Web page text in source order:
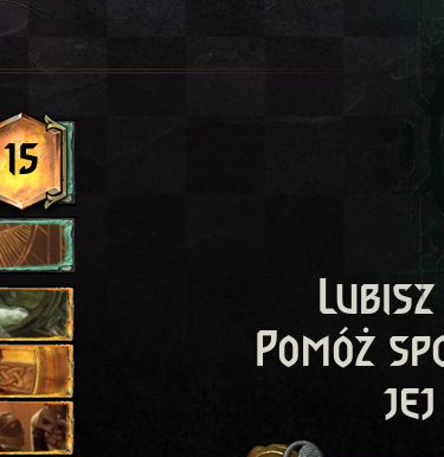
15
Pomóż
jej